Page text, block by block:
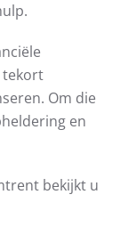
tekort
Om die
en
bekijkt u